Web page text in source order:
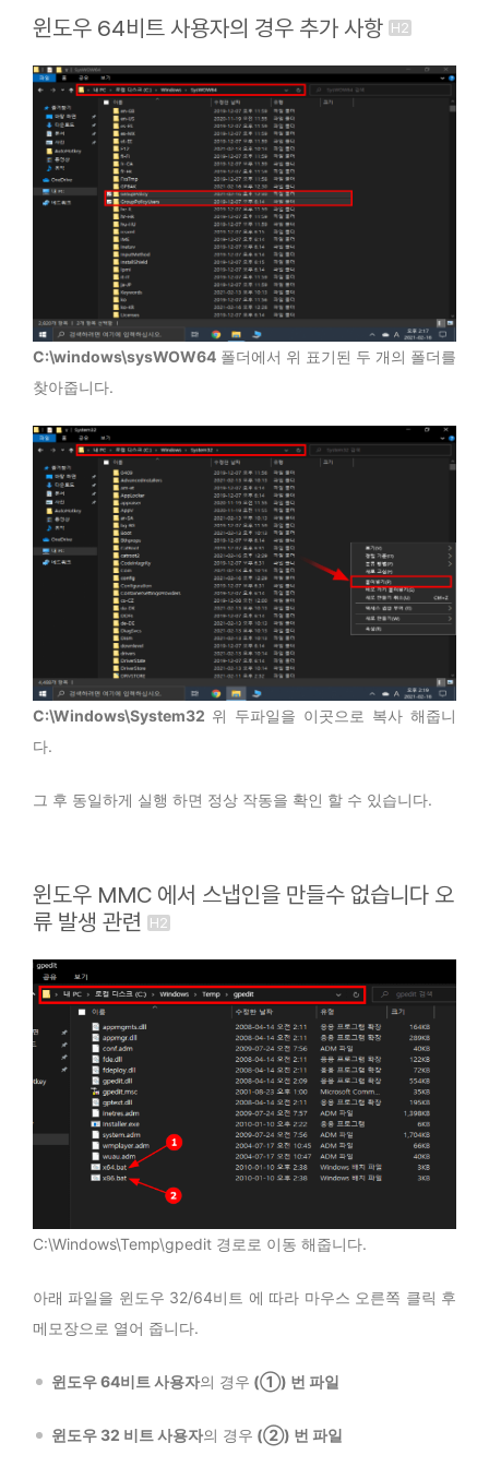
윈도우 64비트 사용자의 경우 추가 사항
C:\windows\sysWOW64 폴더에서 위 표기된 두 개의 폴더를
찾아줍니다.
C:\Windows\System32 위 두파일을 이곳으로 복사 해줍니
다.
그 후 동일하게 실행 하면 정상 작동을 확인 할 수 있습니다.
윈도우 MMC 에서 스냅인을 만들수 없습니다 오
류 발생 관련
C:\Windows\Temp\gpedit 경로로 이동 해줍니다.
아래 파일을 윈도우 32/64비트 에 따라 마우스 오른쪽 클릭 후
메모장으로 열어 줍니다.
윈도우 64비트 사용자의 경우 (①) 번 파일
윈도우 32 비트 사용자의 경우 (②) 번 파일